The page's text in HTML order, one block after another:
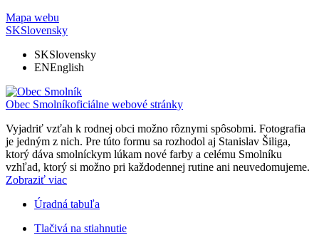
Mapa webu
SKSlovensky
SKSlovensky
ENEnglish
Obec Smolníkoficiálne webové stránky
Vyjadriť vzťah k rodnej obci možno rôznymi spôsobmi. Fotografia
je jedným z nich. Pre túto formu sa rozhodol aj Stanislav Šiliga,
ktorý dáva smolníckym lúkam nové farby a celému Smolníku
vzhľad, ktorý si možno pri každodennej rutine ani neuvedomujeme.
Zobraziť viac
Úradná tabuľa
Tlačivá na stiahnutie